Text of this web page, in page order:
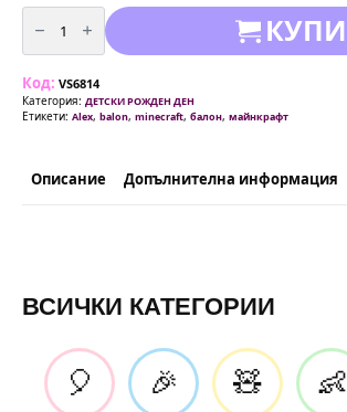
количество
за
Фолиев
балон
герой
(Alex)
–
66
см
КУПИ
Код: VS6814
Категория: ДЕТСКИ РОЖДЕН ДЕН
Етикети: Alex, balon, minecraft, балон, майнкрафт
Описание Допълнителна информация
ВСИЧКИ КАТЕГОРИИ
🎈 🎉 🧸 👶